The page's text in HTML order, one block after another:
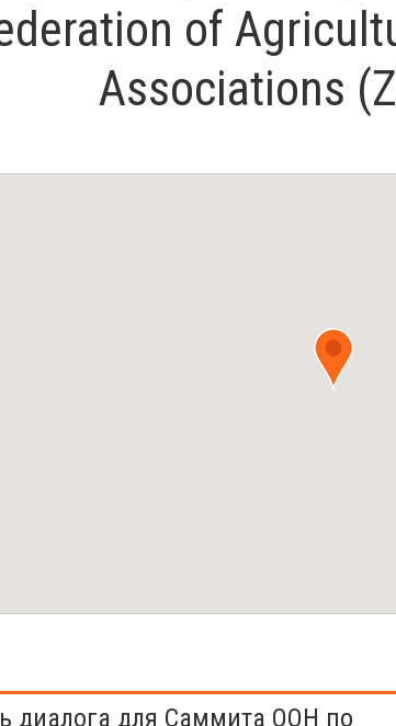
of
Associations
диалога для Саммита ООН по